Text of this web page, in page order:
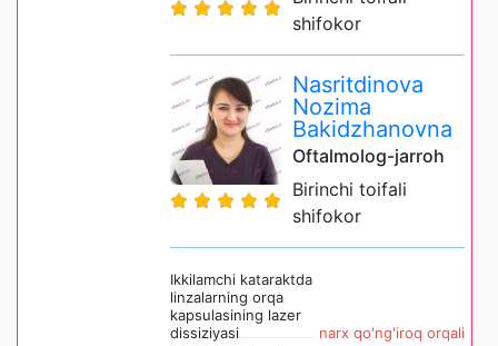
shifokor
Nasritdinova
Nozima
Bakidzhanovna
Oftalmolog-jarroh
Birinchi toifali
shifokor
Ikkilamchi kataraktda
linzalarning orqa
kapsulasining lazer
dissiziyasi
narx qo'ng'iroq orqali